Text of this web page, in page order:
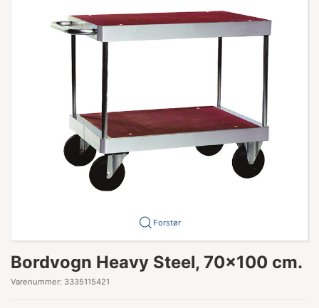
Forstør
Bordvogn Heavy Steel, 70x100 cm.
Varenummer: 3335115421